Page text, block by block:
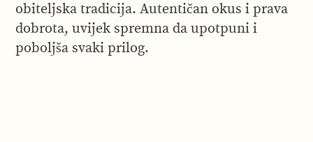
obiteljska tradicija. Autentičan okus i prava
dobrota, uvijek spremna da upotpuni i
poboljša svaki prilog.